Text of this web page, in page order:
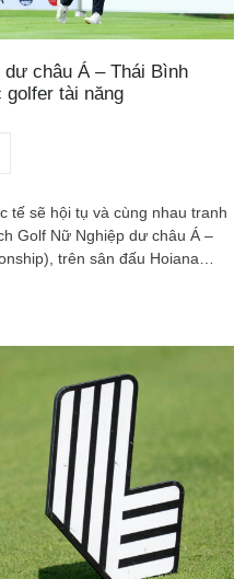
châu Á – Thái Bình
tài năng
tế sẽ hội tụ và cùng nhau tranh
Golf Nữ Nghiệp dư châu Á –
trên sân đấu Hoiana
Quảng Nam, từ ngày 06 -